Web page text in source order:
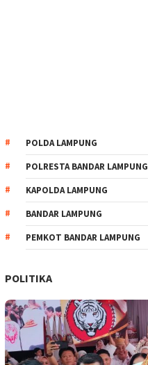
POLDA LAMPUNG
POLRESTA BANDAR LAMPUNG
KAPOLDA LAMPUNG
BANDAR LAMPUNG
PEMKOT BANDAR LAMPUNG
POLITIKA